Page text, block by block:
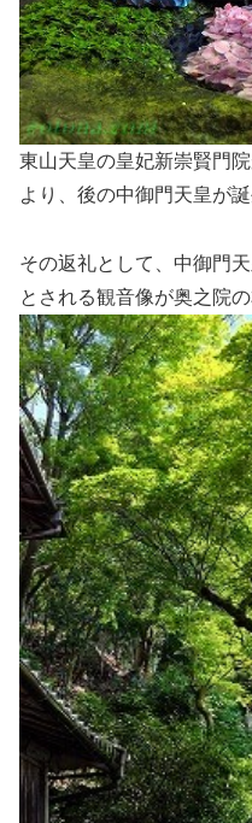
東山天皇の皇妃新崇賢門
より、後の中御門天皇が誕
その返礼として、中御門
とされる観音像が奥之院